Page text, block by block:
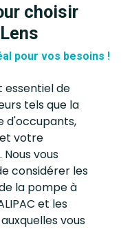
choisir
pour vos besoins !
essentiel de
tels que la
d'occupants,
votre
vous
considérer les
la pompe à
et les
vous